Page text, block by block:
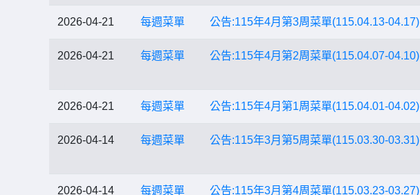
2026-04-21 每週菜單 公告:115年4月第3周菜單(115.04.13-04.17)
2026-04-21 每週菜單 公告:115年4月第2周菜單(115.04.07-04.10)
2026-04-21 每週菜單 公告:115年4月第1周菜單(115.04.01-04.02)
2026-04-14 每週菜單 公告:115年3月第5周菜單(115.03.30-03.31)
2026-04-14 每週菜單 公告:115年3月第4周菜單(115.03.23-03.27)